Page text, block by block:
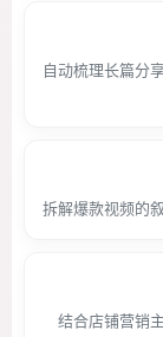
自动梳理长篇分
拆解爆款视频的
结合店铺营销